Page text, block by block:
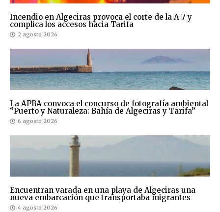
Incendio en Algeciras provoca el corte de la A-7 y
complica los accesos hacia Tarifa
2 agosto 2026
La APBA convoca el concurso de fotografía ambiental
“Puerto y Naturaleza: Bahía de Algeciras y Tarifa”
6 agosto 2026
Encuentran varada en una playa de Algeciras una
nueva embarcación que transportaba migrantes
4 agosto 2026